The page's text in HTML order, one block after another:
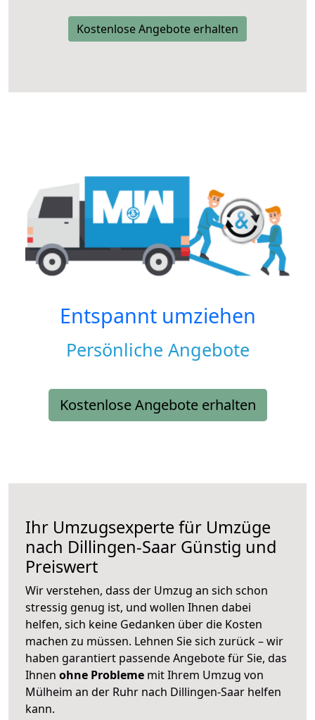
Kostenlose Angebote erhalten
Entspannt umziehen
Persönliche Angebote
Kostenlose Angebote erhalten
Ihr Umzugsexperte für Umzüge
nach Dillingen-Saar Günstig und
Preiswert
Wir verstehen, dass der Umzug an sich schon
stressig genug ist, und wollen Ihnen dabei
helfen, sich keine Gedanken über die Kosten
machen zu müssen. Lehnen Sie sich zurück – wir
haben garantiert passende Angebote für Sie, das
Ihnen ohne Probleme mit Ihrem Umzug von
Mülheim an der Ruhr nach Dillingen-Saar helfen
kann.